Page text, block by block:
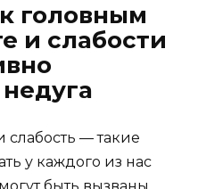
головным
и слабости
слабость — такие
у каждого из нас